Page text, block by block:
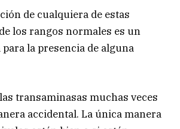
de cualquiera de estas
los rangos normales es un
la presencia de alguna
transaminasas muchas veces
accidental. La única manera